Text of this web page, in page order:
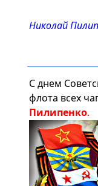
Николай
С днем
флота всех
Пилипенко.